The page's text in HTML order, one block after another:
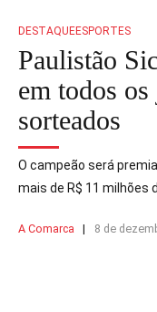
DESTAQUEESPORTES
Paulistão
em todos
sorteados
O campeão será
mais de R$ 11 milhões
A Comarca 8 de